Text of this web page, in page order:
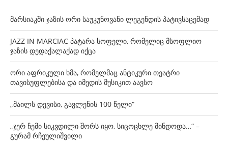
მარსიაკში ჯაზის ორი საუკუნოვანი ლეგენდის პატივსაცემად
JAZZ IN MARCIAC პატარა სოფელი, რომელიც მსოფლიო
ჯაზის დედაქალაქად იქცა
ორი აფრიკული ხმა, რომელმაც ანტიკური თეატრი
თავისუფლებისა და იმედის მუსიკით აავსო
„მაილს დევისი, გავლენის 100 წელი“
„ჯერ ჩემი სიკვდილი შორს იყო, სიცოცხლე მინდოდა…“ –
გურამ რჩეულიშვილი